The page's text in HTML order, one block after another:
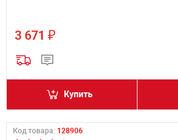
3 671 ₽
Купить
Код товара: 128906